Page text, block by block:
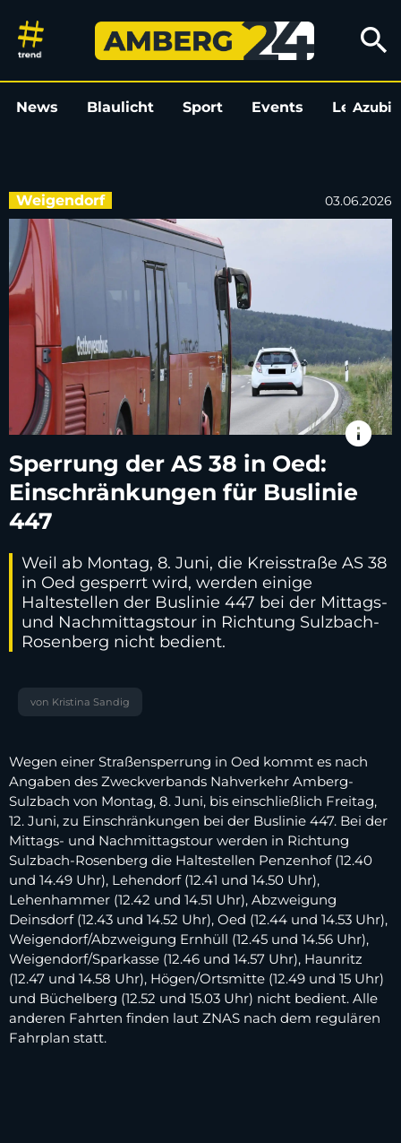
Sperrung der AS 38 in Oed:
search
News Blaulicht Sport Events LeoAzubi
Weigendorf 03.06.2026
info
Sperrung der AS 38 in Oed:
Einschränkungen für Buslinie
447
Weil ab Montag, 8. Juni, die Kreisstraße AS 38
in Oed gesperrt wird, werden einige
Haltestellen der Buslinie 447 bei der Mittags-
und Nachmittagstour in Richtung Sulzbach-
Rosenberg nicht bedient.
von Kristina Sandig
Wegen einer Straßensperrung in Oed kommt es nach
Angaben des Zweckverbands Nahverkehr Amberg-
Sulzbach von Montag, 8. Juni, bis einschließlich Freitag,
12. Juni, zu Einschränkungen bei der Buslinie 447. Bei der
Mittags- und Nachmittagstour werden in Richtung
Sulzbach-Rosenberg die Haltestellen Penzenhof (12.40
und 14.49 Uhr), Lehendorf (12.41 und 14.50 Uhr),
Lehenhammer (12.42 und 14.51 Uhr), Abzweigung
Deinsdorf (12.43 und 14.52 Uhr), Oed (12.44 und 14.53 Uhr),
Weigendorf/Abzweigung Ernhüll (12.45 und 14.56 Uhr),
Weigendorf/Sparkasse (12.46 und 14.57 Uhr), Haunritz
(12.47 und 14.58 Uhr), Högen/Ortsmitte (12.49 und 15 Uhr)
und Büchelberg (12.52 und 15.03 Uhr) nicht bedient. Alle
anderen Fahrten finden laut ZNAS nach dem regulären
Fahrplan statt.